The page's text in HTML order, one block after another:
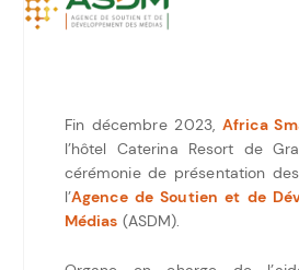
Fin décembre 2023, Africa
l’hôtel Caterina Resort de
cérémonie de présentation
l’Agence de Soutien et de
Médias (ASDM).